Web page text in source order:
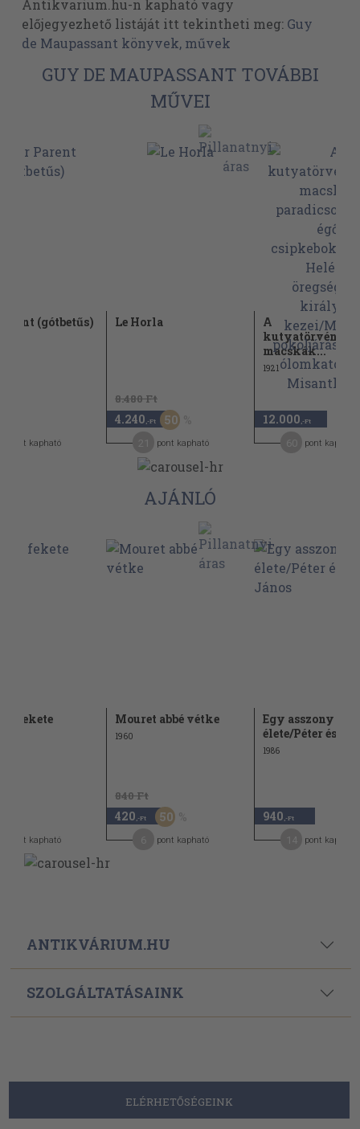
Antikvarium.hu-n kapható vagy
előjegyezhető listáját itt tekintheti meg: Guy
de Maupassant könyvek, művek
GUY DE MAUPASSANT TOVÁBBI
MŰVEI
(gótbetűs)
pont kapható
Le Horla
8.480 Ft
4.240 ,-Ft 50
pont kapható
A
kutyatörvény/
macskák...
1921
12.000 ,-Ft
pont kapható
AJÁNLÓ
fekete
pont kapható
Mouret abbé vétke
1960
840 Ft
420 ,-Ft 50
pont kapható
Egy asszony
élete/Péter és
1986
940 ,-Ft
pont kapható
ANTIKVÁRIUM.HU
SZOLGÁLTATÁSAINK
ELÉRHETŐSÉGEINK